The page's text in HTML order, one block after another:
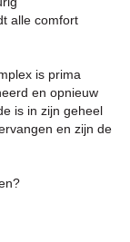
alle comfort
is prima
en opnieuw
is in zijn geheel
en zijn de